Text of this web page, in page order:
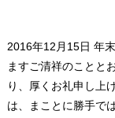
2016年12月15日 年
ますご清祥のことと
り、厚くお礼申し上
は、まことに勝手で